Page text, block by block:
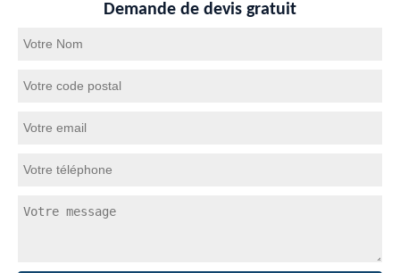
Demande de devis gratuit